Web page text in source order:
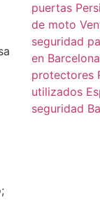
puertas
de moto
seguridad
en Barcelona
protectores
utilizados
seguridad